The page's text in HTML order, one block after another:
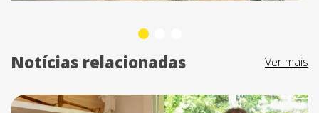
Notícias relacionadas Ver mais